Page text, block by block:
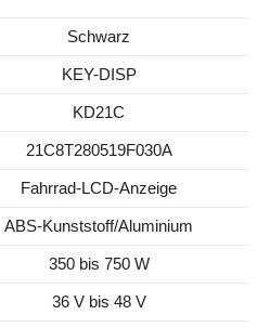
Schwarz
KEY-DISP
KD21C
21C8T280519F030A
Fahrrad-LCD-Anzeige
ABS-Kunststoff/Aluminium
350 bis 750 W
36 V bis 48 V